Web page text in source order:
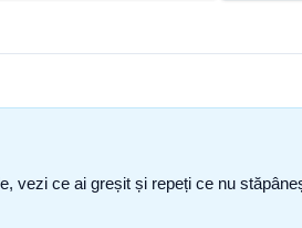
vezi ce ai greșit și repeți ce nu